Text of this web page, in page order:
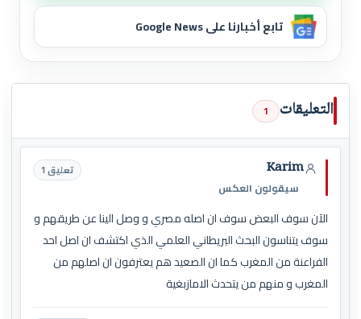
تابع أخبارنا على Google News
التعليقات 1
Karim
سيقولون العكس
تعليق 1
الآن سوف البعض سوف ان اصله مصري و وصل الينا عن طريقهم و
سوف يتناسون البحث البريطاني العلمي الذي اكتشف ان اصل احد
الفراعنة من المغرب كما ان الصعيد هم يعترفون ان اصلهم من
المغرب و منهم من يتحدث الامازبغية